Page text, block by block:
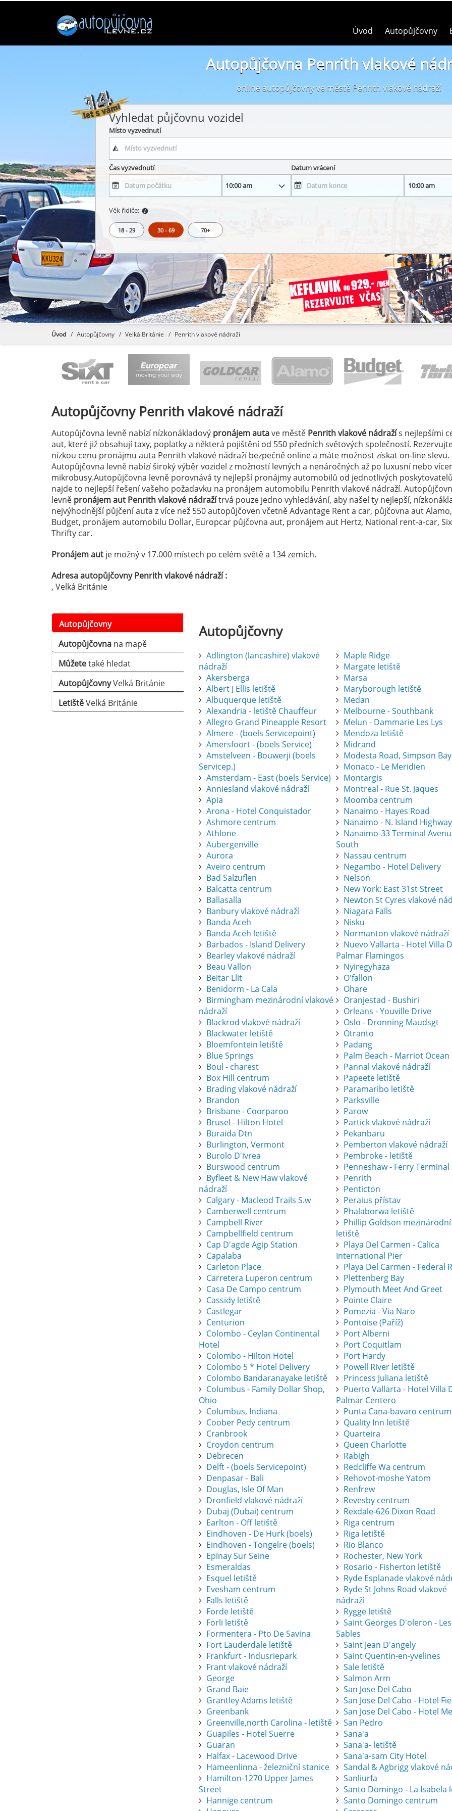
Úvod Autopůjčovny
Autopůjčovna Penrith vlakové
online autopůjčovny ve městě Penrith vlakové nádraží
Vyhledat půjčovnu vozidel
Místo vyzvednutí
Čas vyzvednutí Datum vrácení
Věk řidiče:
18 - 29 30 - 69 70+
Úvod Autopůjčovny Velká Británie Penrith vlakové nádraží
AutopůjčovnyPenrith vlakové nádraží
Autopůjčovna levně nabízí nízkonákladový pronájem autave městě Penrith vlakové nádražís nejlepšími
aut, které již obsahují taxy, poplatky a některá pojištění od 550 předních světových společností.
nízkou cenu pronájmu auta Penrith vlakové nádraží bezpečně online a máte možnost získat on-line slevu.
Autopůjčovna levně nabízí široký výběr vozidel z možností levných a nenáročných až po luxusní nebo
mikrobusy.Autopůjčovna levně porovnává ty nejlepší pronájmy automobilů od jednotlivých
najde to nejlepší řešení vašeho požadavku na pronájem automobilu Penrith vlakové nádraží.
levně pronájem aut Penrith vlakové nádražítrvá pouze jedno vyhledávání, aby našel ty nejlepší,
nejvýhodnější půjčení auta z více než 550 autopůjčoven včetně Advantage Rent a car, půjčovna aut Alamo,
Budget, pronájem automobilu Dollar, Europcar půjčovna aut, pronájem aut Hertz, National rent-a-car,
Thrifty car.
Pronájem aut je možný v 17.000 místech po celém světě a 134 zemích.
Adresa autopůjčovny Penrith vlakové nádraží :
, Velká Británie
Autopůjčovny
Autopůjčovna na mapě
Můžetetaké hledat
AutopůjčovnyVelká Británie
LetištěVelká Británie
Autopůjčovny
Adlington (lancashire) vlakové
nádraží
Akersberga
Albert J Ellis letiště
Albuquerque letiště
Alexandria - letiště Chauffeur
Allegro Grand Pineapple Resort
Almere - (boels Servicepoint)
Amersfoort - (boels Service)
Amstelveen - Bouwerji (boels
Servicep.)
Amsterdam - East (boels Service)
Anniesland vlakové nádraží
Apia
Arona - Hotel Conquistador
Ashmore centrum
Athlone
Aubergenville
Aurora
Aveiro centrum
Bad Salzuflen
Balcatta centrum
Ballasalla
Banbury vlakové nádraží
Banda Aceh
Banda Aceh letiště
Barbados - Island Delivery
Bearley vlakové nádraží
Beau Vallon
Beitar Llit
Benidorm - La Cala
Birmingham mezinárodní vlakové
nádraží
Blackrod vlakové nádraží
Blackwater letiště
Bloemfontein letiště
Blue Springs
Boul - charest
Box Hill centrum
Brading vlakové nádraží
Brandon
Brisbane - Coorparoo
Brusel - Hilton Hotel
Buraida Dtn
Burlington, Vermont
Burolo D'ivrea
Burswood centrum
Byfleet & New Haw vlakové
nádraží
Calgary - Macleod Trails S.w
Camberwell centrum
Campbell River
Campbellfield centrum
Cap D'agde Agip Station
Capalaba
Carleton Place
Carretera Luperon centrum
Casa De Campo centrum
Cassidy letiště
Castlegar
Centurion
Colombo - Ceylan Continental
Hotel
Colombo - Hilton Hotel
Colombo 5 * Hotel Delivery
Colombo Bandaranayake letiště
Columbus - Family Dollar Shop,
Ohio
Columbus, Indiana
Coober Pedy centrum
Cranbrook
Croydon centrum
Debrecen
Delft - (boels Servicepoint)
Denpasar - Bali
Douglas, Isle Of Man
Dronfield vlakové nádraží
Dubaj (Dubai) centrum
Earlton - Off letiště
Eindhoven - De Hurk (boels)
Eindhoven - Tongelre (boels)
Epinay Sur Seine
Esmeraldas
Esquel letiště
Evesham centrum
Falls letiště
Forde letiště
Forli letiště
Formentera - Pto De Savina
Fort Lauderdale letiště
Frankfurt - Indusriepark
Frant vlakové nádraží
George
Grand Baie
Grantley Adams letiště
Greenbank
Greenville,north Carolina - letiště
Guapiles - Hotel Suerre
Guaran
Halfax - Lacewood Drive
Hameenlinna - železniční stanice
Hamilton-1270 Upper James
Street
Hannige centrum
Maple Ridge
Margate letiště
Marsa
Maryborough letiště
Medan
Melbourne - Southbank
Melun - Dammarie Les Lys
Mendoza letiště
Midrand
Modesta Road, Simpson Bay
Monaco - Le Meridien
Montargis
Montreal - Rue St. Jaques
Moomba centrum
Nanaimo - Hayes Road
Nanaimo - N. Island Highway
Nanaimo-33 Terminal
South
Nassau centrum
Negambo - Hotel Delivery
Nelson
New York: East 31st Street
Newton St Cyres vlakové
Niagara Falls
Nisku
Normanton vlakové nádraží
Nuevo Vallarta - Hotel Villa
Palmar Flamingos
Nyiregyhaza
O'fallon
Ohare
Oranjestad - Bushiri
Orleans - Youville Drive
Oslo - Dronning Maudsgt
Otranto
Padang
Palm Beach - Marriot Ocean
Pannal vlakové nádraží
Papeete letiště
Paramaribo letiště
Parksville
Parow
Partick vlakové nádraží
Pekanbaru
Pemberton vlakové nádraží
Pembroke - letiště
Penneshaw - Ferry Terminal
Penrith
Penticton
Peraius přístav
Phalaborwa letiště
Phillip Goldson mezinárodní
letiště
Playa Del Carmen - Calica
International Pier
Playa Del Carmen - Federal
Plettenberg Bay
Plymouth Meet And Greet
Pointe Claire
Pomezia - Via Naro
Pontoise (Paříž)
Port Alberni
Port Coquitlam
Port Hardy
Powell River letiště
Princess Juliana letiště
Puerto Vallarta - Hotel Villa
Palmar Centero
Punta Cana-bavaro centrum
Quality Inn letiště
Quarteira
Queen Charlotte
Rabigh
Redcliffe Wa centrum
Rehovot-moshe Yatom
Renfrew
Revesby centrum
Rexdale-626 Dixon Road
Riga centrum
Riga letiště
Rio Blanco
Rochester, New York
Rosario - Fisherton letiště
Ryde Esplanade vlakové
Ryde St Johns Road vlakové
nádraží
Rygge letiště
Saint Georges D'oleron - Les
Sables
Saint Jean D'angely
Saint Quentin-en-yvelines
Sale letiště
Salmon Arm
San Jose Del Cabo
San Jose Del Cabo - Hotel
San Jose Del Cabo - Hotel
San Pedro
Sana'a
Sana'a- letiště
Sana'a-sam City Hotel
Sandal & Agbrigg vlakové
Sanliurfa
Santo Domingo - La Isabela
Santo Domingo centrum